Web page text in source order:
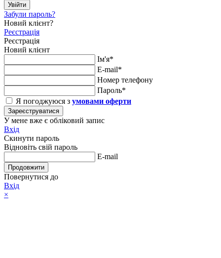
Увійти
Забули пароль?
Новий клієнт?
Реєстрація
Реєстрація
Новий клієнт
Ім'я*
E-mail*
Номер телефону
Пароль*
Я погоджуюся з умовами оферти
Зареєструватися
У мене вже є обліковий запис
Вхід
Скинути пароль
Відновіть свій пароль
E-mail
Продовжити
Повернутися до
Вхід
×